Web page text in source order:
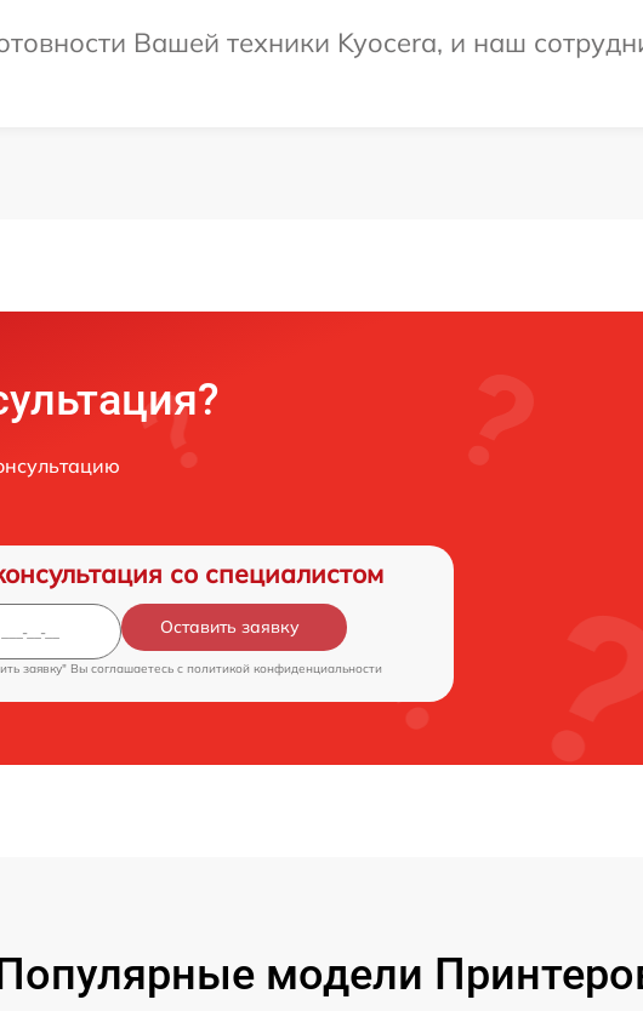
Вашей техники Kyocera, и наш
со специалистом
Оставить заявку
заявку" Вы соглашаетесь c политикой конфиденциальности
модели